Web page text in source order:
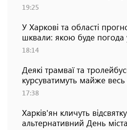
19:25
У Харкові та області
шквали: якою буде погода
18:14
Деякі трамваї та
курсуватимуть майже
17:38
Харків'ян кличуть
альтернативний День міста